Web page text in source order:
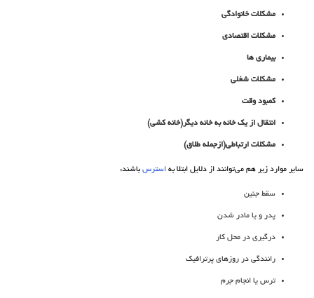
مشکلات خانوادگی
مشکلات اقتصادی
بیماری ها
مشکلات شغلی
کمبود وقت
انتقال از یک خانه به خانه دیگر(خانه کشی)
مشکلات ارتباطی(ازجمله طلاق)
سایر موارد زیر هم می‌توانند از دلایل ابتلا به استرس باشند:
سقط جنین
پدر و یا مادر شدن
درگیری در محل کار
رانندگی در روزهای پرترافیک
ترس یا انجام جرم